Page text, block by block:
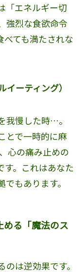
「エネルギー切
強烈な食欲命令
べても満たされな
ーティング）
我慢した時…。
とで一時的に麻
心の痛み止めの
す。これはあなた
もあります。
める「魔法のス
は逆効果です。